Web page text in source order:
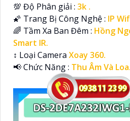
💯 Độ Phân giải : 3k .
🌠 Trang Bị Công Nghệ : IP
🌈 Tầm Xa Ban Đêm : Hồng
Smart IR.
↕️ Loại Camera Xoay 360.
️📢 Chức Năng : Thu Âm Và Loa.